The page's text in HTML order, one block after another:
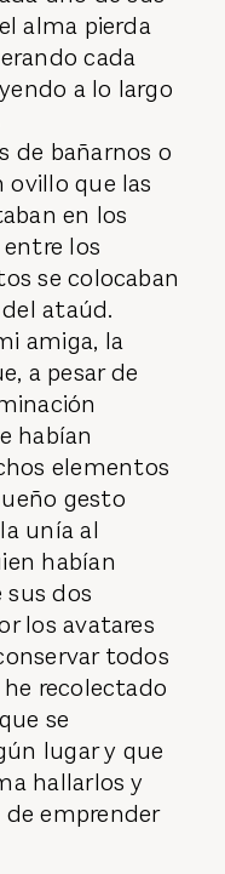
alma pierda
cada
a lo largo
de bañarnos o
ovillo que las
en los
los
se colocaban
ataúd.
amiga, la
a pesar de
habían
elementos
gesto
unía al
habían
sus dos
los avatares
todos
recolectado
se
lugar y que
hallarlos y
emprender